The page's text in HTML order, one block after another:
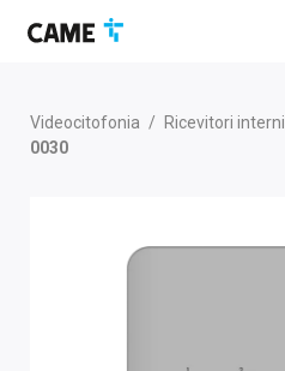
navigazione
Videocitofonia / Ricevitori interni
0030